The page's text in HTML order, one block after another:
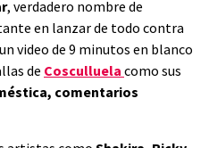
, verdadero nombre de
en lanzar de todo contra
video de 9 minutos en blanco
de Cosculluela como sus
comentarios